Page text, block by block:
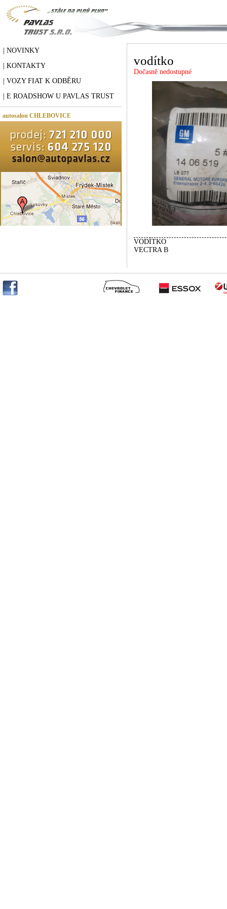
| NOVINKY
| KONTAKTY
| VOZY FIAT K ODBĚRU
| E ROADSHOW U PAVLAS TRUST
autosalon CHLEBOVICE
vodítko
Dočasně nedostupné
VODÍTKO
VECTRA B